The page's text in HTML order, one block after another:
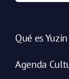
Qué es Yuzin
Agenda